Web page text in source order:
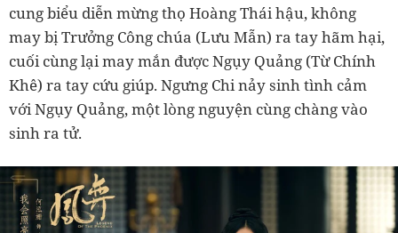
cung biểu diễn mừng thọ Hoàng Thái hậu, không
may bị Trưởng Công chúa (Lưu Mẫn) ra tay hãm hại,
cuối cùng lại may mắn được Ngụy Quảng (Từ Chính
Khê) ra tay cứu giúp. Ngưng Chi nảy sinh tình cảm
với Ngụy Quảng, một lòng nguyện cùng chàng vào
sinh ra tử.